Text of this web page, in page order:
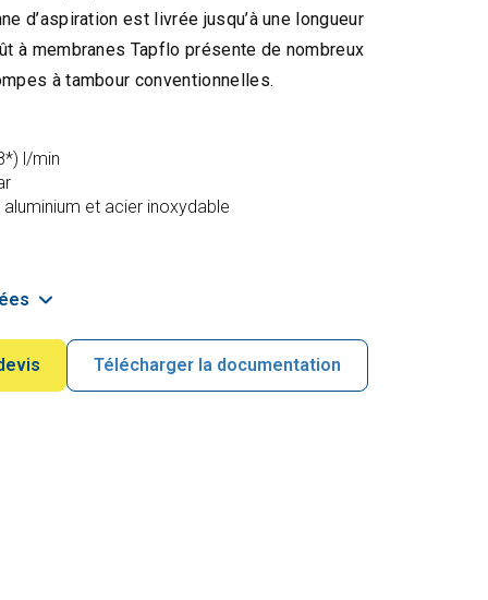
d’aspiration est livrée jusqu’à une longueur
à membranes Tapflo présente de nombreux
à tambour conventionnelles.
l/min
aluminium et acier inoxydable
Télécharger la documentation